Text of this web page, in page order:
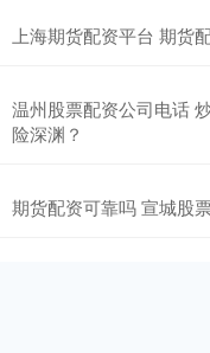
上海期货配资平台 期货
温州股票配资公司电话
险深渊？
期货配资可靠吗 宣城股